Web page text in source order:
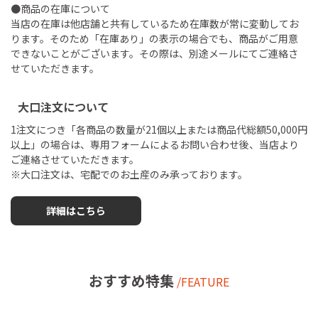
●商品の在庫について
当店の在庫は他店舗と共有しているため在庫数が常に変動してお
ります。そのため「在庫あり」の表示の場合でも、商品がご用意
できないことがございます。その際は、別途メールにてご連絡さ
せていただきます。
大口注文について
1注文につき「各商品の数量が21個以上または商品代総額50,000円
以上」の場合は、専用フォームによるお問い合わせ後、当店より
ご連絡させていただきます。
※大口注文は、宅配でのお土産のみ承っております。
詳細はこちら
おすすめ特集 /FEATURE